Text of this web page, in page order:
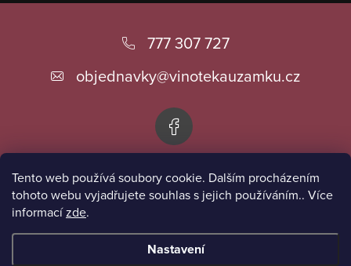
Tento web používá soubory cookie. Dalším procházením
tohoto webu vyjadřujete souhlas s jejich používáním.. Více
informacízde.
Nastavení
777 307 727
objednavky@vinotekauzamku.cz
Informace pro vás
Přijímáme online platby